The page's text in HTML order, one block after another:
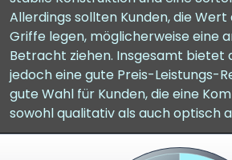
Allerdings sollten Kunden, die
Griffe legen, möglicherweise eine
Betracht ziehen. Insgesamt bietet
jedoch eine gute Preis-Leistungs-
gute Wahl für Kunden, die eine
sowohl qualitativ als auch optisch